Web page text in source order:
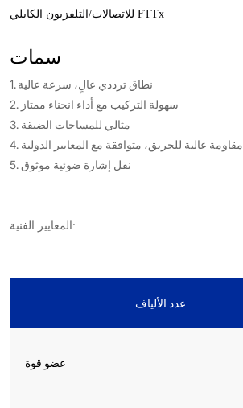
للاتصالات/التلفزيون الكابلي FTTx
سمات
1. نطاق ترددي عالٍ، سرعة عالية
2. سهولة التركيب مع أداء انحناء ممتاز
3. مثالي للمساحات الضيقة
4. مقاومة عالية للحريق، متوافقة مع المعايير الدولية
5. نقل إشارة ضوئية موثوق
المعايير الفنية:
عدد الألياف
عضو قوة